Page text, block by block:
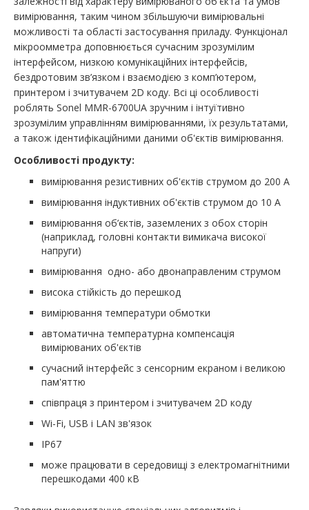
вимірювання, таким чином збільшуючи вимірювальні
можливості та області застосування приладу. Функціонал
мікроомметра доповнюється сучасним зрозумілим
інтерфейсом, низкою комунікаційних інтерфейсів,
бездротовим зв’язком і взаємодією з комп’ютером,
принтером і зчитувачем 2D коду. Всі ці особливості
роблять Sonel MMR-6700UA зручним і інтуїтивно
зрозумілим управлінням вимірюваннями, їх результатами,
а також ідентифікаційними даними об'єктів вимірювання.
Особливості продукту:
вимірювання резистивних об'єктів струмом до 200 А
вимірювання індуктивних об'єктів струмом до 10 А
вимірювання об’єктів, заземлених з обох сторін
(наприклад, головні контакти вимикача високої
напруги)
вимірювання одно- або двонаправленим струмом
висока стійкість до перешкод
вимірювання температури обмотки
автоматична температурна компенсація
вимірюваних об'єктів
сучасний інтерфейс з сенсорним екраном і великою
пам'яттю
співпраця з принтером і зчитувачем 2D коду
Wi-Fi, USB і LAN зв'язок
IP67
може працювати в середовищі з електромагнітними
перешкодами 400 кВ